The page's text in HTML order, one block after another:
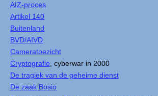
AIZ-proces
Artikel 140
Buitenland
BVD/AIVD
Cameratoezicht
Cryptografie , cyberwar in 2000
De tragiek van de geheime dienst
De zaak Bosio